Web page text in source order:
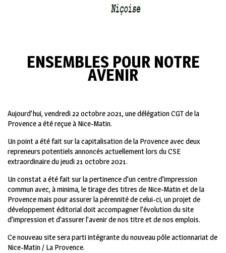
ENSEMBLES POUR NOTRE
AVENIR
Aujourd’hui, vendredi 22 octobre 2021, une délégation CGT de la
Provence a été reçue à Nice-Matin.
Un point a été fait sur la capitalisation de la Provence avec deux
repreneurs potentiels annoncés actuellement lors du CSE
extraordinaire du jeudi 21 octobre 2021.
Un constat a été fait sur la pertinence d’un centre d’impression
commun avec, à minima, le tirage des titres de Nice-Matin et de la
Provence mais pour assurer la pérennité de celui-ci, un projet de
développement éditorial doit accompagner l’évolution du site
d’impression et d’assurer l’avenir de nos titre et de nos emplois.
Ce nouveau site sera parti intégrante du nouveau pôle actionnariat de
Nice-Matin / La Provence.